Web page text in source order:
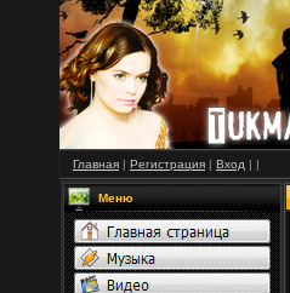
Главная | Регистрация | Вход | |
Меню